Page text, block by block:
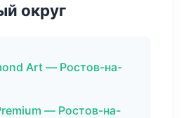
округ
Art — Ростов-на-
— Ростов-на-